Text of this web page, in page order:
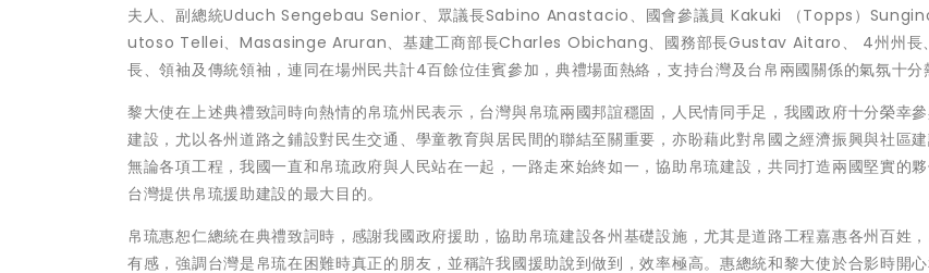
夫人、副總統Uduch Sengebau Senior、眾議長Sabino Anastacio、國會參議員 Kakuki （Topps）
utoso Tellei、Masasinge Aruran、基建工商部長Charles Obichang、國務部長Gustav Aitaro、 4州州長
長、領袖及傳統領袖，連同在場州民共計4百餘位佳賓參加，典禮場面熱絡，支持台灣及台帛兩國關係的氣氛十分
黎大使在上述典禮致詞時向熱情的帛琉州民表示，台灣與帛琉兩國邦誼穩固，人民情同手足，我國政府十分榮幸
建設，尤以各州道路之鋪設對民生交通、學童教育與居民間的聯結至關重要，亦盼藉此對帛國之經濟振興與社區建
無論各項工程，我國一直和帛琉政府與人民站在一起，一路走來始終如一，協助帛琉建設，共同打造兩國堅實的
台灣提供帛琉援助建設的最大目的。
帛琉惠恕仁總統在典禮致詞時，感謝我國政府援助，協助帛琉建設各州基礎設施，尤其是道路工程嘉惠各州百姓
有感，強調台灣是帛琉在困難時真正的朋友，並稱許我國援助說到做到，效率極高。惠總統和黎大使於合影時開